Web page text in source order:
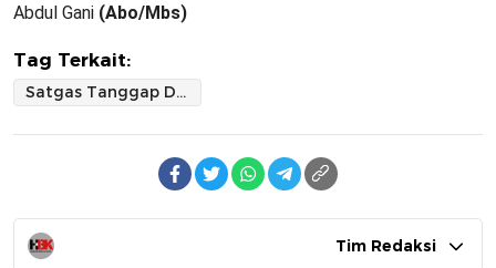
Abdul Gani (Abo/Mbs)
Tag Terkait:
Satgas Tanggap Darurat Bencana Enrekang Pasca Banjir Gelar pembersihan pada Titik Terdampak Bencana
Tim Redaksi